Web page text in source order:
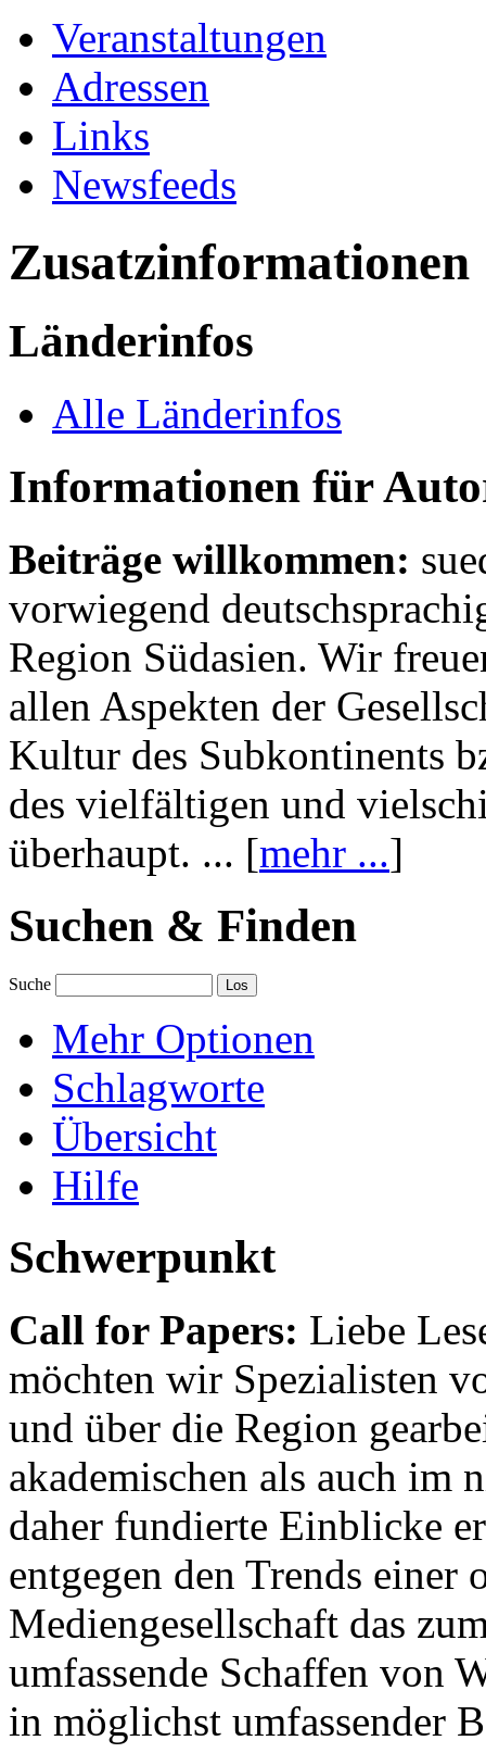
Veranstaltungen
Adressen
Links
Newsfeeds
Zusatzinformationen
Länderinfos
Alle Länderinfos
Informationen für
Beiträge willkommen:
vorwiegend
Region Südasien. Wir
allen Aspekten der
Kultur des Subkontinents
des vielfältigen und
überhaupt. ... [mehr ...]
Suchen & Finden
Suche
Mehr Optionen
Schlagworte
Übersicht
Hilfe
Schwerpunkt
Call for Papers: Liebe
möchten wir Spezialisten
und über die Region
akademischen als auch im
daher fundierte Einblicke
entgegen den Trends einer
Mediengesellschaft das
umfassende Schaffen von
in möglichst umfassender